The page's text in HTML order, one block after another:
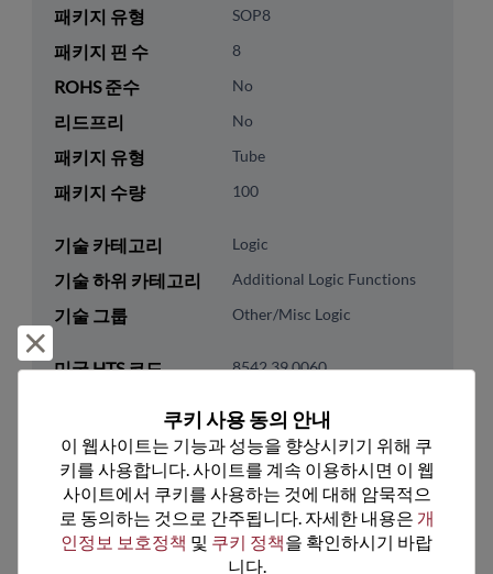
패키지 유형 SOP8
패키지 핀 수 8
ROHS 준수 No
리드프리 No
패키지 유형 Tube
패키지 수량 100
기술 카테고리 Logic
기술 하위 카테고리 Additional Logic Functions
기술 그룹 Other/Misc Logic
미국 HTS 코드 8542.39.0060
추천 대체 제품
쿠키 사용 동의 안내
이 웹사이트는 기능과 성능을 향상시키기 위해 쿠
키를 사용합니다. 사이트를 계속 이용하시면 이 웹
사이트에서 쿠키를 사용하는 것에 대해 암묵적으
로 동의하는 것으로 간주됩니다. 자세한 내용은 개
인정보 보호정책 및 쿠키 정책을 확인하시기 바랍
니다.